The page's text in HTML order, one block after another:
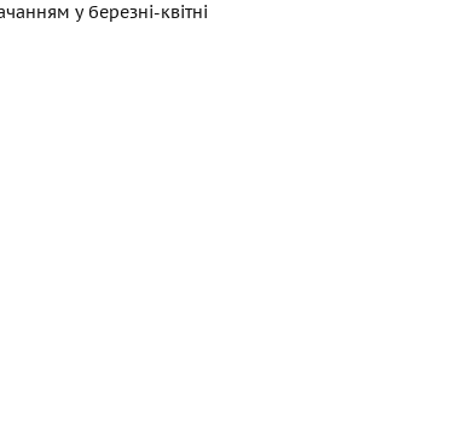
у березні-квітні